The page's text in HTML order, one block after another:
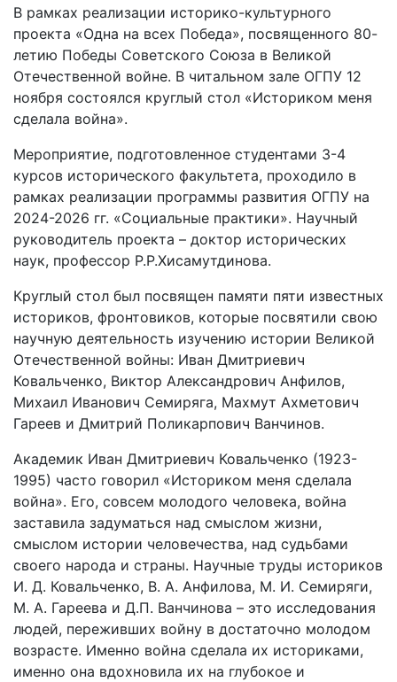
В рамках реализации историко-культурного
проекта «Одна на всех Победа», посвященного 80-
летию Победы Советского Союза в Великой
Отечественной войне. В читальном зале ОГПУ 12
ноября состоялся круглый стол «Историком меня
сделала война».
Мероприятие, подготовленное студентами 3-4
курсов исторического факультета, проходило в
рамках реализации программы развития ОГПУ на
2024-2026 гг. «Социальные практики». Научный
руководитель проекта – доктор исторических
наук, профессор Р.Р.Хисамутдинова.
Круглый стол был посвящен памяти пяти известных
историков, фронтовиков, которые посвятили свою
научную деятельность изучению истории Великой
Отечественной войны: Иван Дмитриевич
Ковальченко, Виктор Александрович Анфилов,
Михаил Иванович Семиряга, Махмут Ахметович
Гареев и Дмитрий Поликарпович Ванчинов.
Академик Иван Дмитриевич Ковальченко (1923-
1995) часто говорил «Историком меня сделала
война». Его, совсем молодого человека, война
заставила задуматься над смыслом жизни,
смыслом истории человечества, над судьбами
своего народа и страны. Научные труды историков
И. Д. Ковальченко, В. А. Анфилова, М. И. Семиряги,
М. А. Гареева и Д.П. Ванчинова – это исследования
людей, переживших войну в достаточно молодом
возрасте. Именно война сделала их историками,
именно она вдохновила их на глубокое и